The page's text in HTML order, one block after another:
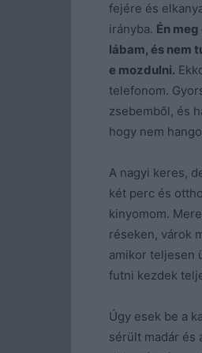
fejére és
irányba. Én meg
lábam, és nem
e mozdulni.
telefonom.
zsebemből, és
hogy nem
A nagyi keres,
két perc és
kinyomom.
réseken, várok
amikor teljesen
futni kezdek
Úgy esek be a
sérült madár és